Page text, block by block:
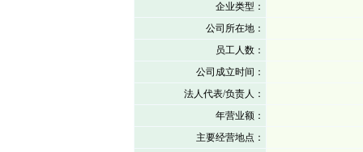
企业类型：
公司所在地：
员工人数：
公司成立时间：
法人代表/负责人：
年营业额：
主要经营地点：